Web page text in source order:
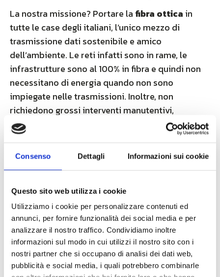
Consenso Dettagli Informazioni sui cookie
Questo sito web utilizza i cookie
Utilizziamo i cookie per personalizzare contenuti ed
annunci, per fornire funzionalità dei social media e per
analizzare il nostro traffico. Condividiamo inoltre
informazioni sul modo in cui utilizzi il nostro sito con i
nostri partner che si occupano di analisi dei dati web,
pubblicità e social media, i quali potrebbero combinarle
La nostra missione? Portare la fibra ottica in
tutte le case degli italiani, l’unico mezzo di
trasmissione dati sostenibile e amico
dell’ambiente. Le reti infatti sono in rame, le
infrastrutture sono al 100% in fibra e quindi non
necessitano di energia quando non sono
impiegate nelle trasmissioni. Inoltre, non
richiedono grossi interventi manutentivi,
riducendo di conseguenza di almeno la metà gli
spostamenti di personale operativo, mezzi o
materiali, tutto a favore dell’ambiente.
Puntiamo al raggiungimento della transizione
digitale, come previsto nell’Agenda Digitale 2030.
Ed è per questo che abbiamo impostato i nostri
obiettivi in chiave ESG e li elenchiamo di seguito.
ComeGovernance:
Gender Equality;
Sustainable Cities and Communities;